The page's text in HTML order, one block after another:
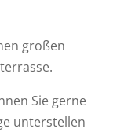
großen
Sie gerne
unterstellen